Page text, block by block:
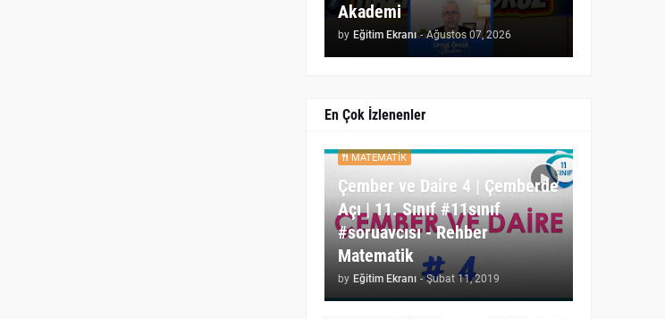
Akademi
by Eğitim Ekranı - Ağustos 07, 2026
En Çok İzlenenler
MATEMATIK
Çember ve Daire 4 | Çemberde
Açı | 11. Sınıf #11sınıf
#soruavcısı - Rehber
Matematik
by Eğitim Ekranı - Şubat 11, 2019